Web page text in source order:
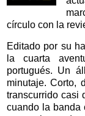
círculo con la
Editado por su
la cuarta
portugués. Un
minutaje. Corto,
transcurrido casi
cuando la banda